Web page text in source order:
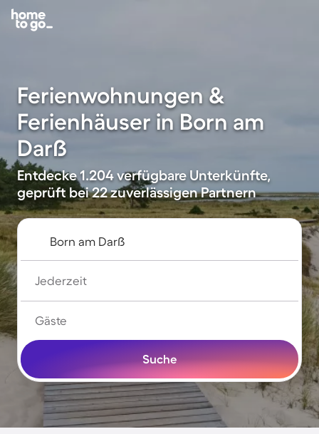
Ferienwohnungen &
Ferienhäuser in Born am
Darß
Entdecke 1.204 verfügbare Unterkünfte,
geprüft bei 22 zuverlässigen Partnern
Jederzeit
Gäste
Suche